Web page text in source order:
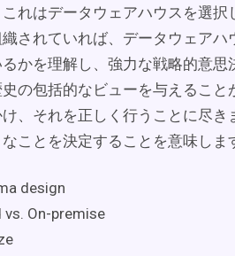
れはデータウェアハウスを選
されていれば、データウェアハ
かを理解し、強力な戦略的意
の包括的なビューを与えるこ
、それを正しく行うことに尽
ことを決定することを意味しま
design
vs. On-premise